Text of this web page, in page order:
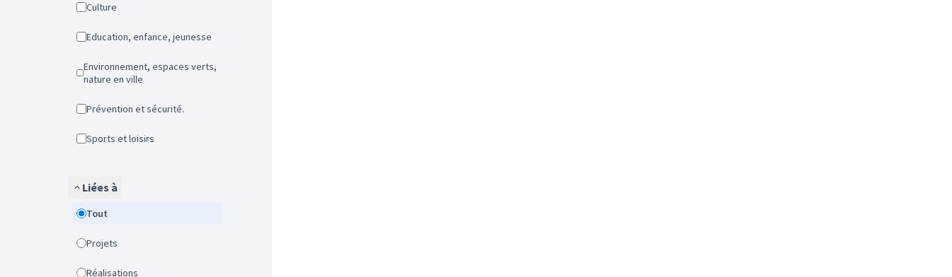
Culture
Education, enfance, jeunesse
Environnement, espaces verts,
nature en ville
Prévention et sécurité.
Sports et loisirs
Liées à
Tout
Projets
Réalisations